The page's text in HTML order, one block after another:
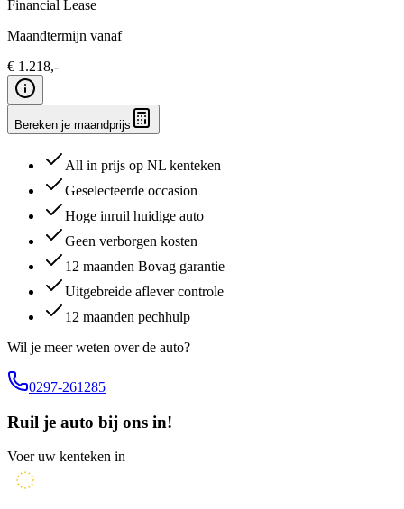
Financial Lease
Maandtermijn vanaf
€ 1.218,-
Bereken je maandprijs
All in prijs op NL kenteken
Geselecteerde occasion
Hoge inruil huidige auto
Geen verborgen kosten
12 maanden Bovag garantie
Uitgebreide aflever controle
12 maanden pechhulp
Wil je meer weten over de auto?
0297-261285
Ruil je auto bij ons in!
Voer uw kenteken in